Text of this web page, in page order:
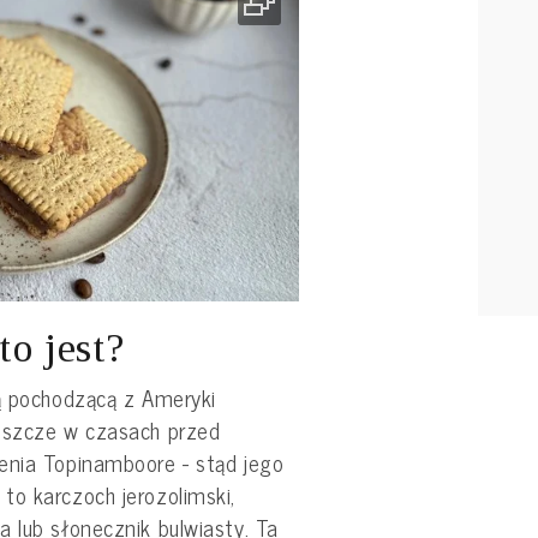
jest?
z Ameryki
w czasach przed
Topinamboore - stąd jego
karczoch jerozolimski,
lub słonecznik bulwiasty. Ta